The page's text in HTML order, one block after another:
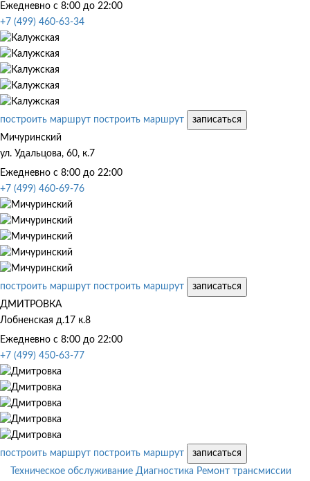
Ежедневно с 8:00 до 22:00
+7 (499) 460-63-34
построить маршрут построить маршрут
записаться
Мичуринский
ул. Удальцова, 60, к.7
Ежедневно с 8:00 до 22:00
+7 (499) 460-69-76
построить маршрут построить маршрут
записаться
ДМИТРОВКА
Лобненская д.17 к.8
Ежедневно с 8:00 до 22:00
+7 (499) 450-63-77
построить маршрут построить маршрут
записаться
Техническое обслуживание Диагностика Ремонт трансмиссии